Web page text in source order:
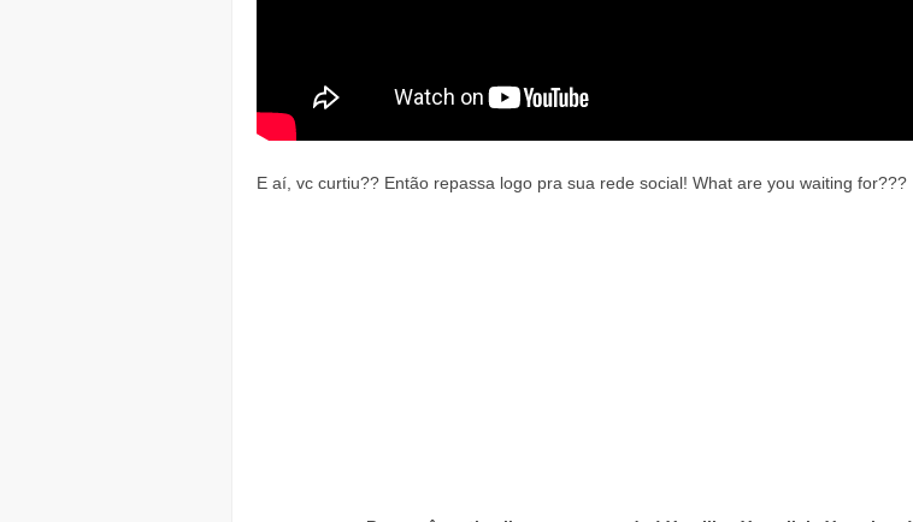
E aí, vc curtiu?? Então repassa logo pra sua rede social! What are you waiting for???